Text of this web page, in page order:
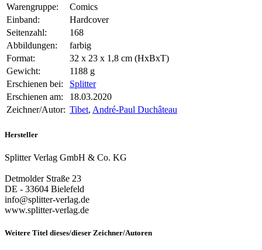
Warengruppe:
Comics
Einband:
Hardcover
Seitenzahl:
168
Abbildungen:
farbig
Format:
32 x 23 x 1,8 cm (HxBxT)
Gewicht:
1188 g
Erschienen bei:
Splitter
Erschienen am:
18.03.2020
Zeichner/Autor: Tibet, André-Paul Duchâteau
Hersteller
Splitter Verlag GmbH & Co. KG
Detmolder Straße 23
DE - 33604 Bielefeld
info@splitter-verlag.de
www.splitter-verlag.de
Weitere Titel dieses/dieser Zeichner/Autoren